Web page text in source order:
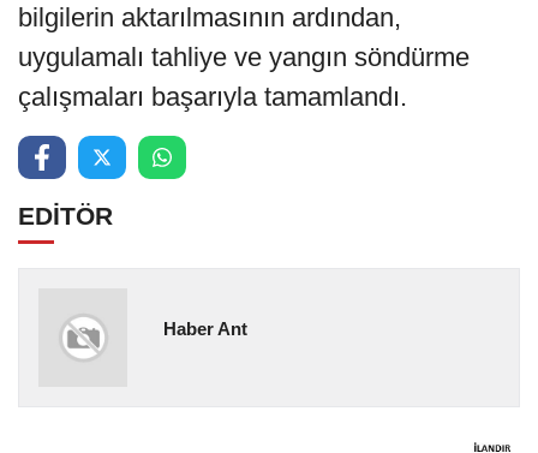
bilgilerin aktarılmasının ardından,
uygulamalı tahliye ve yangın söndürme
çalışmaları başarıyla tamamlandı.
EDİTÖR
Haber Ant